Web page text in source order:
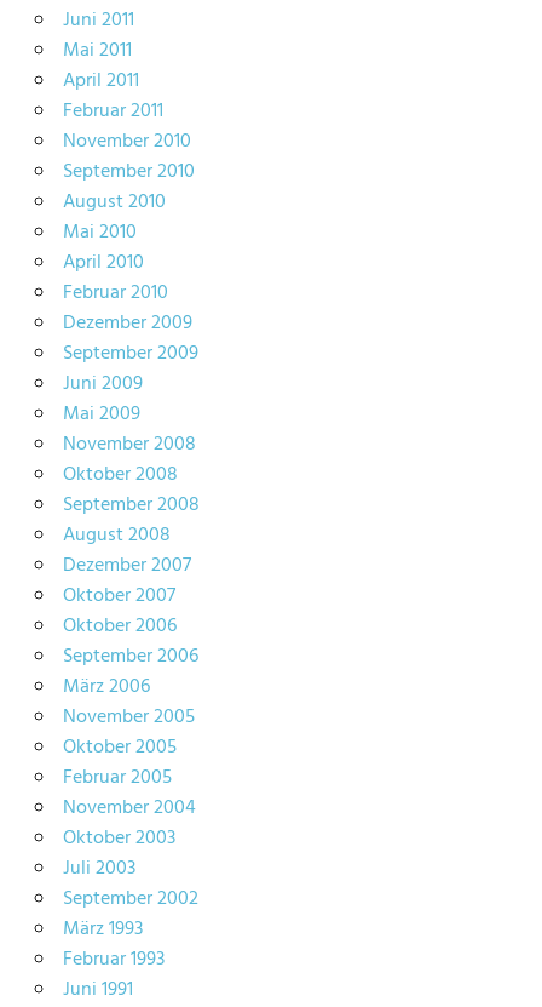
Juni 2011
Mai 2011
April 2011
Februar 2011
November 2010
September 2010
August 2010
Mai 2010
April 2010
Februar 2010
Dezember 2009
September 2009
Juni 2009
Mai 2009
November 2008
Oktober 2008
September 2008
August 2008
Dezember 2007
Oktober 2007
Oktober 2006
September 2006
März 2006
November 2005
Oktober 2005
Februar 2005
November 2004
Oktober 2003
Juli 2003
September 2002
März 1993
Februar 1993
Juni 1991